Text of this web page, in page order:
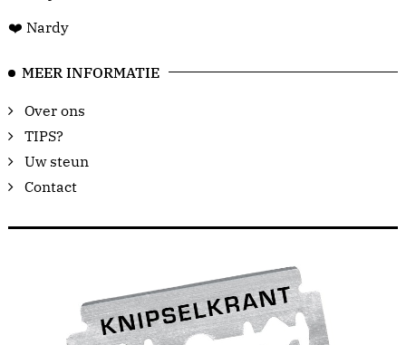
❤️ Nardy
MEER INFORMATIE
Over ons
TIPS?
Uw steun
Contact